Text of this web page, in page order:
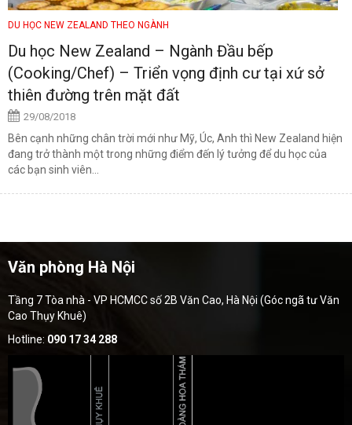
DU HỌC NEW ZEALAND THEO NGÀNH
Du học New Zealand – Ngành Đầu bếp
(Cooking/Chef) – Triển vọng định cư tại xứ sở
thiên đường trên mặt đất
29/08/2018
Bên cạnh những chân trời mới như Mỹ, Úc, Anh thì New Zealand hiện
đang trở thành một trong những điểm đến lý tưởng để du học của
các bạn sinh viên...
Văn phòng Hà Nội
Tầng 7 Tòa nhà - VP HCMCC số 2B Văn Cao, Hà Nội (Góc ngã tư Văn
Cao Thụy Khuê)
Hotline: 090 17 34 288